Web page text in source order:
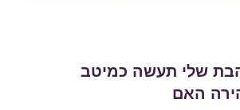
שלי תעשה כמיטב
האם